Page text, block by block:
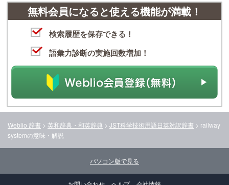
無料会員になると使える機能が満載！
検索履歴を保存できる！
語彙力診断の実施回数増加！
Weblio 辞書 > 英和辞典・和英辞典 > JST科学技術用語日英対訳辞書 > railway
systemの意味・解説
パソコン版で見る